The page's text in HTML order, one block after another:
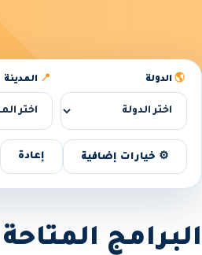
🌎 الدولة 📍 المدينة
⚙️ خيارات إضافية إعادة
البرامج المتاحة